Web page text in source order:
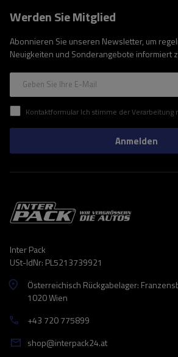
Werden Sie Mitglied
Abonnieren Sie unseren Newsletter, um
Neuigkeiten und Sonderangebote informiert
Geben Sie Ihre E-Mail
Kontaktformular Ich stimme der Verarbeitung meiner im Kontaktformular enthaltenen personenbezogenen Daten gemäß der
Anmelden
Inter Pack
USt-IdNr: PL5213739921
Österreichisch Rückgabelager:
1020 Wien
+43 720 775899
shop@interpack24.at